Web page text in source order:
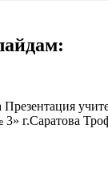
Презентация
г.Саратова